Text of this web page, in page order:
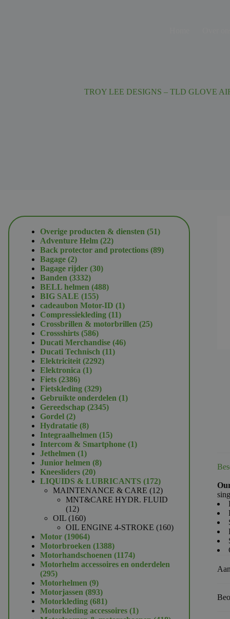
TROY LEE DESIGNS – TLD GLOVE
Overige producten & diensten 5151
Adventure Helm 2222
producten
Back protector and protections 8989
Bagage 22
producten
Bagage rijder 3030
Banden 33323332
producten
BELL helmen 488488
BIG SALE 155155
producten
cadeaubon Motor-ID 11
Compressiekleding 1111
producten
Crossbrillen & motorbrillen 2525
Crossshirts 586586
producten
Ducati Merchandise 4646
Ducati Technisch 1111
Elektriciteit 22922292
Elektronica 11
Fiets 23862386
producten
Fietskleding 329329
producten
Gebruikte onderdelen 11
Gereedschap 23452345
Gordel 22
producten
Hydratatie 88
producten
Integraalhelmen 1515
producten
Intercom & Smartphone 11
Jethelmen 11
product
Junior helmen 88
Kneesliders 2020
producten
LIQUIDS & LUBRICANTS 172172
producten
MAINTENANCE & CARE 1212
producten
MNT&CARE HYDR. FLUID
1212
producten
OIL 160160
producten
OIL ENGINE 4-STROKE 160160
Motor 1906419064
producten
Motorbroeken 13881388
producten
Motorhandschoenen 11741174
producten
Motorhelm accessoires en onderdelen
295295
producten
Motorhelmen 99
producten
Motorjassen 893893
producten
Motorkleding 681681
producten
Motorkleding accessoires 11